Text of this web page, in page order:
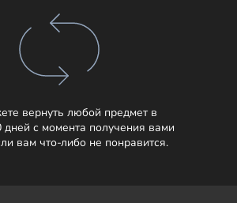
вернуть любой предмет в
дней с момента получения вами
вам что-либо не понравится.